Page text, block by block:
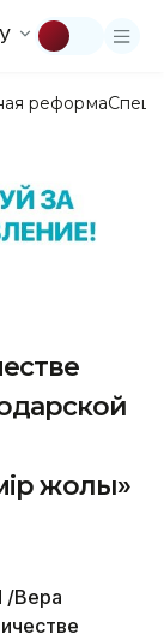
реформа
жолы»
Вера